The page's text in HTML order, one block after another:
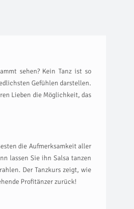
sehen? Kein Tanz ist so
Gefühlen darstellen.
Lieben die Möglichkeit, das
die Aufmerksamkeit aller
lassen Sie ihn Salsa tanzen
Der Tanzkurs zeigt, wie
Profitänzer zurück!